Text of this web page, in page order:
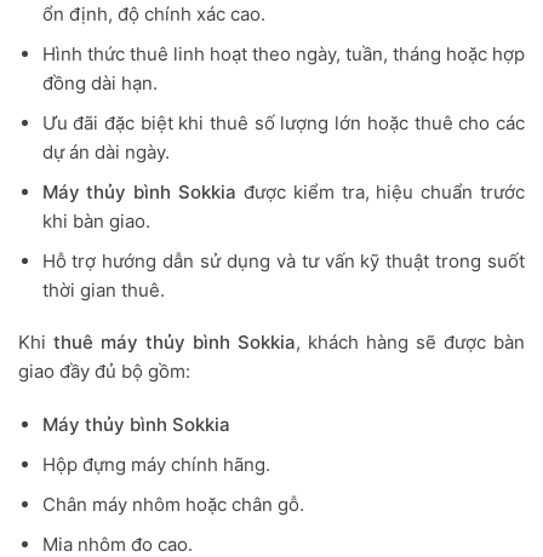
ổn định, độ chính xác cao.
Hình thức thuê linh hoạt theo ngày, tuần, tháng hoặc hợp
đồng dài hạn.
Ưu đãi đặc biệt khi thuê số lượng lớn hoặc thuê cho các
dự án dài ngày.
Máy thủy bình Sokkia được kiểm tra, hiệu chuẩn trước
khi bàn giao.
Hỗ trợ hướng dẫn sử dụng và tư vấn kỹ thuật trong suốt
thời gian thuê.
Khi thuê máy thủy bình Sokkia, khách hàng sẽ được bàn
giao đầy đủ bộ gồm:
Máy thủy bình Sokkia
Hộp đựng máy chính hãng.
Chân máy nhôm hoặc chân gỗ.
Mia nhôm đo cao.